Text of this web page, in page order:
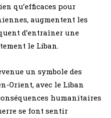
qu’efficaces pour
augmentent les
d’entraîner une
le Liban.
un symbole des
Orient, avec le Liban
humanitaires
se font sentir